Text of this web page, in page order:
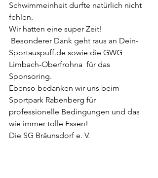
Schwimmeinheit durfte natürlich nicht
fehlen.
Wir hatten eine super Zeit!
Besonderer Dank geht raus an Dein-
Sportauspuff.de sowie die GWG
Limbach-Oberfrohna  für das
Sponsoring.
Ebenso bedanken wir uns beim
Sportpark Rabenberg für
professionelle Bedingungen und das
wie immer tolle Essen!
Die SG Bräunsdorf e. V.